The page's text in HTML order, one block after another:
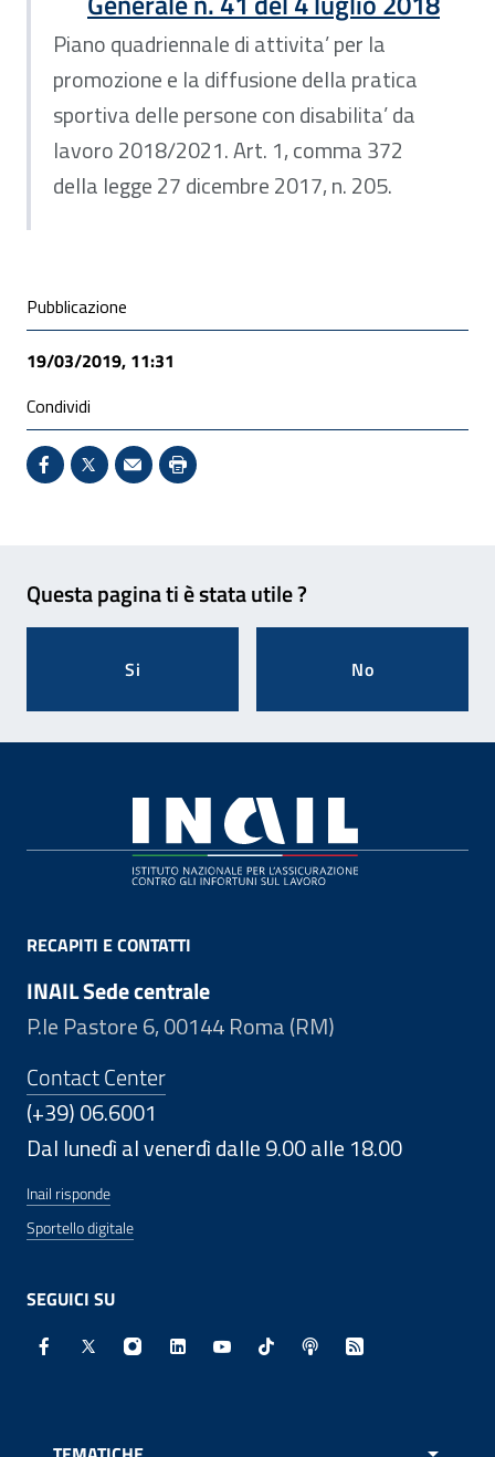
Piano quadriennale di attivita’ per la
promozione e la diffusione della pratica
sportiva delle persone con disabilita’ da
lavoro 2018/2021. Art. 1, comma 372
della legge 27 dicembre 2017, n. 205.
Condivisione social
Pubblicazione
19/03/2019, 11:31
Condividi
Condividi su Facebook - Sito esterno - Apertura in
X - Sito esterno - Apertura in nuova finestra
Invio Mail: apre il programma di posta
Stampa pagina: scelta meno
Questa pagina ti è stata utile ?
Si No
RECAPITI E CONTATTI
INAIL Sede centrale
P.le Pastore 6, 00144 Roma (RM)
Contact Center
(+39) 06.6001
Dal lunedì al venerdì dalle 9.00 alle 18.00
Inail risponde
Sportello digitale
SEGUICI SU
Facebook - Sito esterno - Apertura in nuova finestra
X - Sito esterno - Apertura in nuova finestra
Instagram - Sito esterno - Apertura in
Linkedin - Sito esterno - Apertura in
Youtube - Sito esterno -
TikTok - Sito esterno -
Spreaker - Sito
Feed RSS -